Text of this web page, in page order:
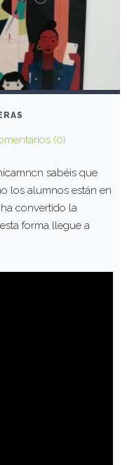
(0)
sabéis que
los alumnos están en
convertido la
forma llegue a